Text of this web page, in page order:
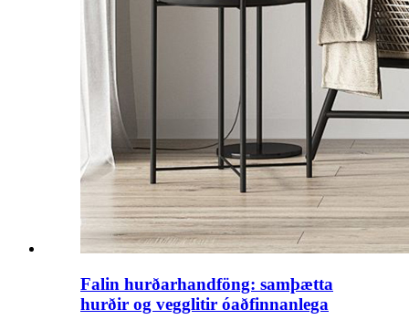
Falin hurðarhandföng: samþætta
hurðir og vegglitir óaðfinnanlega